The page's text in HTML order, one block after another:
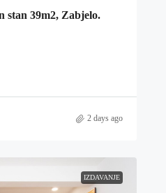
stan 39m2, Zabjelo.
2 days ago
IZDAVANJE